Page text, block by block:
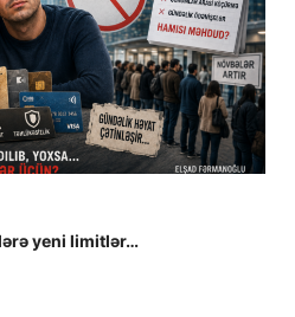
yeni limitlər…